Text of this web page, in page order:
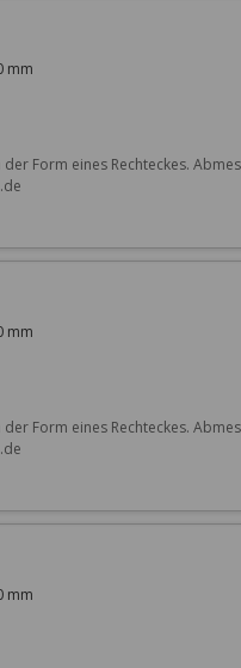
mm
Form eines Rechteckes.
mm
Form eines Rechteckes.
mm